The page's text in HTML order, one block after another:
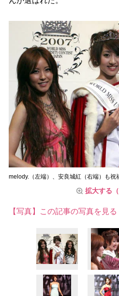
melody.（左端）、安良城紅（右端）も
拡大する（
【写真】この記事の写真を見る